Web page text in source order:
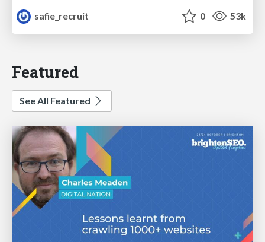
safie_recruit
0 53k
Featured
See All Featured